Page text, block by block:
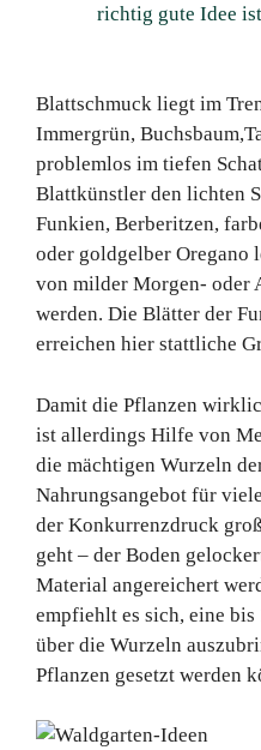
richtig gute Idee ist
Blattschmuck liegt im
Immergrün,
problemlos im tiefen
Blattkünstler den lichten
Funkien, Berberitzen,
oder goldgelber Oregano
von milder Morgen- oder
werden. Die Blätter der
erreichen hier stattliche
Damit die Pflanzen
ist allerdings Hilfe von
die mächtigen Wurzeln
Nahrungsangebot für
der Konkurrenzdruck
geht – der Boden
Material angereichert
empfiehlt es sich, eine
über die Wurzeln
Pflanzen gesetzt werden